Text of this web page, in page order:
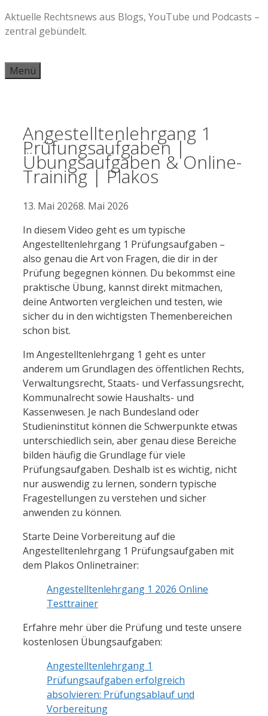
Zum
Inhalt
Aktuelle Rechtsnews aus Blogs, YouTube und Podcasts –
zentral gebündelt.
Menü
Angestelltenlehrgang 1
Prüfungsaufgaben |
Übungsaufgaben & Online-
Training | Plakos
13. Mai 20268. Mai 2026
In diesem Video geht es um typische
Angestelltenlehrgang 1 Prüfungsaufgaben –
also genau die Art von Fragen, die dir in der
Prüfung begegnen können. Du bekommst eine
praktische Übung, kannst direkt mitmachen,
deine Antworten vergleichen und testen, wie
sicher du in den wichtigsten Themenbereichen
schon bist.
Im Angestelltenlehrgang 1 geht es unter
anderem um Grundlagen des öffentlichen Rechts,
Verwaltungsrecht, Staats- und Verfassungsrecht,
Kommunalrecht sowie Haushalts- und
Kassenwesen. Je nach Bundesland oder
Studieninstitut können die Schwerpunkte etwas
unterschiedlich sein, aber genau diese Bereiche
bilden häufig die Grundlage für viele
Prüfungsaufgaben. Deshalb ist es wichtig, nicht
nur auswendig zu lernen, sondern typische
Fragestellungen zu verstehen und sicher
anwenden zu können.
Starte Deine Vorbereitung auf die
Angestelltenlehrgang 1 Prüfungsaufgaben mit
dem Plakos Onlinetrainer:
Angestelltenlehrgang 1 2026 Online
Testtrainer
Erfahre mehr über die Prüfung und teste unsere
kostenlosen Übungsaufgaben:
Angestelltenlehrgang 1
Prüfungsaufgaben erfolgreich
absolvieren: Prüfungsablauf und
Vorbereitung